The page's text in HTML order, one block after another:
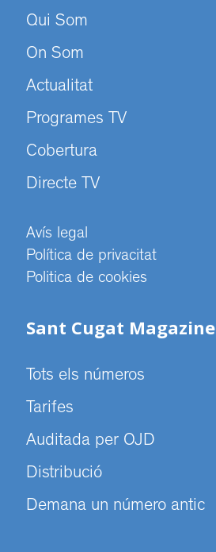
Qui Som
On Som
Actualitat
Programes TV
Cobertura
Directe TV
Avís legal
Política de privacitat
Politica de cookies
Sant Cugat Magazine
Tots els números
Tarifes
Auditada per OJD
Distribució
Demana un número antic